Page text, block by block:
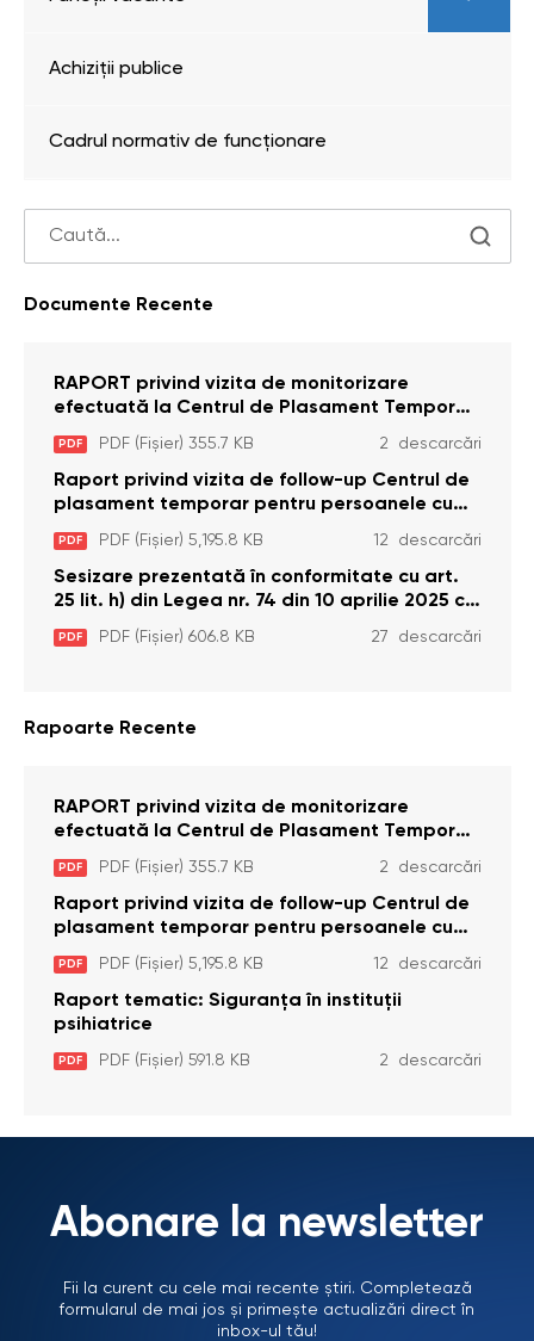
Achiziții publice
Cadrul normativ de funcționare
Documente Recente
RAPORT privind vizita de monitorizare
efectuată la Centrul de Plasament Temporar
pentru Persoane cu Dizabilități (Adulte) din s.
Brînzeni, r. Edineț, din data de 25 mai 2026
PDF PDF (Fișier) 355.7 KB 2 descarcări
Raport privind vizita de follow-up Centrul de
plasament temporar pentru persoanele cu
dizabilități (adulte) Bădiceni, Soroca (11 iunie
2026)
PDF PDF (Fișier) 5,195.8 KB 12 descarcări
Sesizare prezentată în conformitate cu art.
25 lit. h) din Legea nr. 74 din 10 aprilie 2025 cu
privire la Curtea Constituțională şi art. 26 din
Legea cu privire la Avocatul Poporului
PDF PDF (Fișier) 606.8 KB 27 descarcări
Rapoarte Recente
RAPORT privind vizita de monitorizare
efectuată la Centrul de Plasament Temporar
pentru Persoane cu Dizabilități (Adulte) din s.
Brînzeni, r. Edineț, din data de 25 mai 2026
PDF PDF (Fișier) 355.7 KB 2 descarcări
Raport privind vizita de follow-up Centrul de
plasament temporar pentru persoanele cu
dizabilități (adulte) Bădiceni, Soroca (11 iunie
2026)
PDF PDF (Fișier) 5,195.8 KB 12 descarcări
Raport tematic: Siguranța în instituții
psihiatrice
PDF PDF (Fișier) 591.8 KB 2 descarcări
Abonare la newsletter
Fii la curent cu cele mai recente știri. Completează
formularul de mai jos și primește actualizări direct în
inbox-ul tău!